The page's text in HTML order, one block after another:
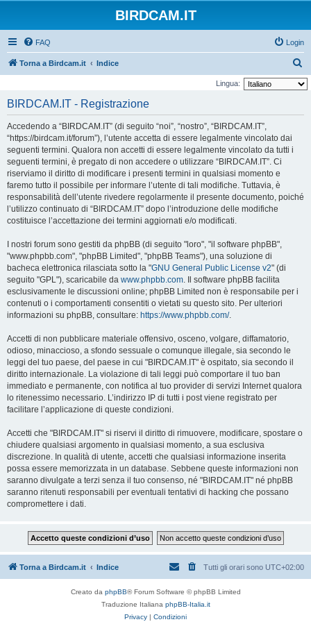
BIRDCAM.IT
FAQ Login
Torna a Birdcam.it Indice
e
Lingua:
BIRDCAM.IT - Registrazione
Accedendo a “BIRDCAM.IT” (di seguito “noi”, “nostro”, “BIRDCAM.IT”,
“https://birdcam.it/forum”), l’utente accetta di essere legalmente vincolato dai
seguenti termini. Qualora non accetti di essere legalmente vincolato da tutti i
seguenti termini, è pregato di non accedere o utilizzare “BIRDCAM.IT”. Ci
riserviamo il diritto di modificare i presenti termini in qualsiasi momento e
faremo tutto il possibile per informare l’utente di tali modifiche. Tuttavia, è
responsabilità dell’utente rivedere regolarmente il presente documento, poiché
l’utilizzo continuato di “BIRDCAM.IT” dopo l’introduzione delle modifiche
costituisce l’accettazione dei termini aggiornati e/o modificati.
I nostri forum sono gestiti da phpBB (di seguito "loro", "il software phpBB",
"www.phpbb.com", "phpBB Limited", "phpBB Teams"), una soluzione di
bacheca elettronica rilasciata sotto la "GNU General Public License v2" (di
seguito "GPL"), scaricabile da www.phpbb.com. Il software phpBB facilita
esclusivamente le discussioni online; phpBB Limited non è responsabile per i
contenuti o i comportamenti consentiti o vietati su questo sito. Per ulteriori
informazioni su phpBB, consultare: https://www.phpbb.com/.
Accetti di non pubblicare materiale offensivo, osceno, volgare, diffamatorio,
odioso, minaccioso, a sfondo sessuale o comunque illegale, sia secondo le
leggi del tuo paese, del paese in cui "BIRDCAM.IT" è ospitato, sia secondo il
diritto internazionale. La violazione di tali leggi può comportare il tuo ban
immediato e permanente, con notifica al tuo provider di servizi Internet qualora
lo ritenessimo necessario. L’indirizzo IP di tutti i post viene registrato per
facilitare l’applicazione di queste condizioni.
Accetti che "BIRDCAM.IT" si riservi il diritto di rimuovere, modificare, spostare o
chiudere qualsiasi argomento in qualsiasi momento, a sua esclusiva
discrezione. In qualità di utente, accetti che qualsiasi informazione inserita
possa essere memorizzata in un database. Sebbene queste informazioni non
saranno divulgate a terzi senza il tuo consenso, né "BIRDCAM.IT" né phpBB
saranno ritenuti responsabili per eventuali tentativi di hacking che possano
compromettere i dati.
Torna a Birdcam.it Indice Tutti gli orari sono UTC+02:00
Creato da phpBB® Forum Software © phpBB Limited
Traduzione Italiana phpBB-Italia.it
Privacy | Condizioni